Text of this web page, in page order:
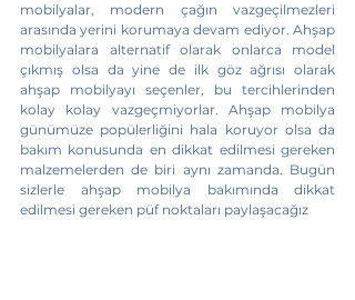
mobilyalar, modern çağın vazgeçilmezleri
arasında yerini korumaya devam ediyor. Ahşap
mobilyalara alternatif olarak onlarca model
çıkmış olsa da yine de ilk göz ağrısı olarak
ahşap mobilyayı seçenler, bu tercihlerinden
kolay kolay vazgeçmiyorlar. Ahşap mobilya
günümüze popülerliğini hala koruyor olsa da
bakım konusunda en dikkat edilmesi gereken
malzemelerden de biri aynı zamanda. Bugün
sizlerle ahşap mobilya bakımında dikkat
edilmesi gereken püf noktaları paylaşacağız